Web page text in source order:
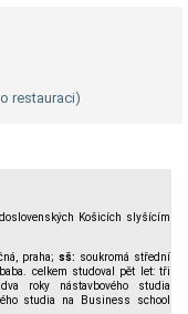
restauraci)
Košicích slyšícím
praha; sš: soukromá střední
celkem studoval pět let: tři
roky nástavbového studia
studia na Business school